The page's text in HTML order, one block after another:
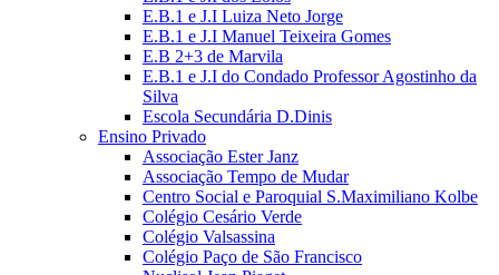
E.B.1 e J.I Luiza Neto Jorge
E.B.1 e J.I Manuel Teixeira Gomes
E.B 2+3 de Marvila
E.B.1 e J.I do Condado Professor Agostinho da
Silva
Escola Secundária D.Dinis
Ensino Privado
Associação Ester Janz
Associação Tempo de Mudar
Centro Social e Paroquial S.Maximiliano Kolbe
Colégio Cesário Verde
Colégio Valsassina
Colégio Paço de São Francisco